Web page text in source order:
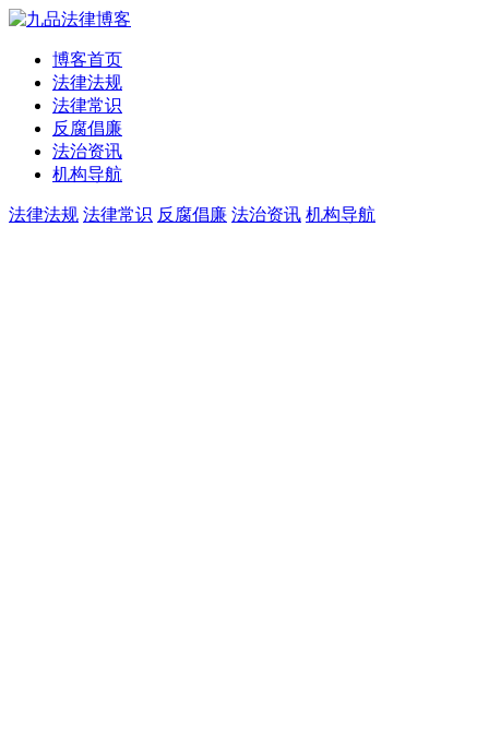
博客首页
法律法规
法律常识
反腐倡廉
法治资讯
机构导航
法律法规 法律常识 反腐倡廉 法治资讯 机构导航